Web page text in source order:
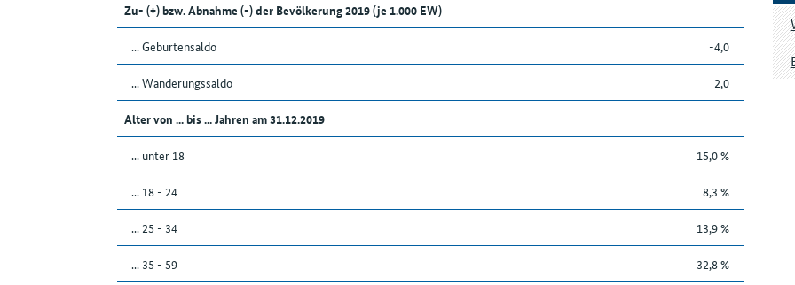
Zu- (+) bzw. Abnahme (-) der Bevölkerung 2019 (je 1.000 EW)
... Geburtensaldo -4,0
... Wanderungssaldo 2,0
Alter von ... bis ... Jahren am 31.12.2019
... unter 18 15,0 %
... 18 - 24 8,3 %
... 25 - 34 13,9 %
... 35 - 59 32,8 %